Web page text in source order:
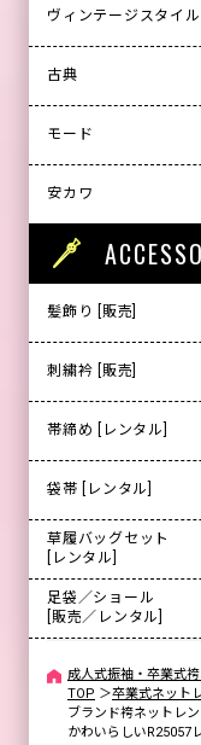
ヴィンテージスタイル
古典
モード
安カワ
髪飾り [販売]
刺繍衿 [販売]
帯締め [レンタル]
袋帯 [レンタル]
草履バッグセット
[レンタル]
足袋／ショール
[販売／レンタル]
成人式振袖・卒業式
TOP ＞卒業式ネット
ブランド袴ネット
かわいらしいR25057